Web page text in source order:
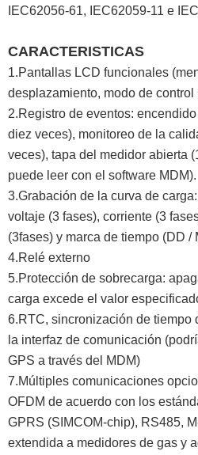
IEC62056-61, IEC62059-11 e
CARACTERISTICAS
1.Pantallas LCD funcionales
desplazamiento, modo de control
2.Registro de eventos:
diez veces), monitoreo de la
veces), tapa del medidor abierta
puede leer con el software MDM).
3.Grabación de la curva de
voltaje (3 fases), corriente (3
(3fases) y marca de tiempo (DD /
4.Relé externo
5.Protección de sobrecarga:
carga excede el valor
6.RTC, sincronización de tiempo
la interfaz de comunicación
GPS a través del MDM)
7.Múltiples comunicaciones
OFDM de acuerdo con los
GPRS (SIMCOM-chip), RS485,
extendida a medidores de gas y